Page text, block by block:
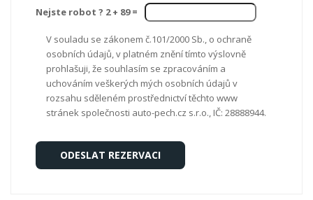
Nejste robot ? 2 + 89=
V souladu se zákonem č.101/2000 Sb., o ochraně
osobních údajů, v platném znění tímto výslovně
prohlašuji, že souhlasím se zpracováním a
uchováním veškerých mých osobních údajů v
rozsahu sděleném prostřednictví těchto www
stránek společnosti auto-pech.cz s.r.o., IČ: 28888944.